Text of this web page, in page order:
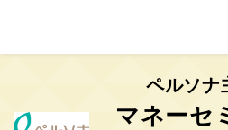
ペルソナ
マネーセ